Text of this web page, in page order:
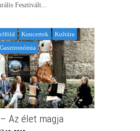
Fesztivált...
Koncertek
Kultúra
Az élet magja